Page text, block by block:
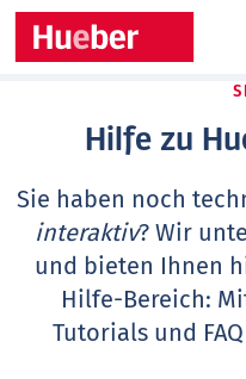
Hilfe zu
Sie haben noch
interaktiv? Wir
und bieten Ihnen
Hilfe-Bereich:
Tutorials und